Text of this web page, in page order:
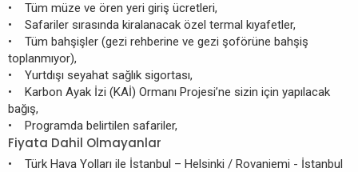
• Tüm müze ve ören yeri giriş ücretleri,
• Safariler sırasında kiralanacak özel termal kıyafetler,
• Tüm bahşişler (gezi rehberine ve gezi şoförüne bahşiş
toplanmıyor),
• Yurtdışı seyahat sağlık sigortası,
• Karbon Ayak İzi (KAİ) Ormanı Projesi’ne sizin için yapılacak
bağış,
• Programda belirtilen safariler,
Fiyata Dahil Olmayanlar
• Türk Hava Yolları ile İstanbul – Helsinki / Rovaniemi - İstanbul